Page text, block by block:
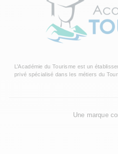
L’Académie du Tourisme est un
privé spécialisé dans les métiers du
Une marque